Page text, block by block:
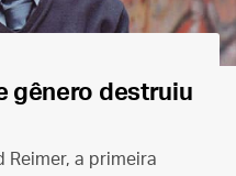
gênero destruiu
Reimer, a primeira